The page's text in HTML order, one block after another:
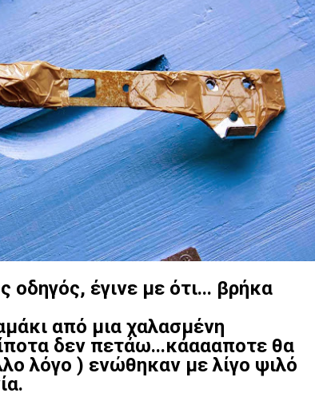
οδηγός, έγινε με ότι... βρήκα
από μια χαλασμένη
δεν πετάω...κάαααποτε θα
λόγο ) ενώθηκαν με λίγο ψιλό